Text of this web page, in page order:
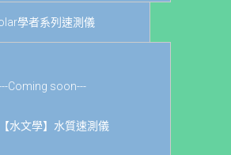
學者系列速測儀
Coming soon---
【水文學】水質速測儀